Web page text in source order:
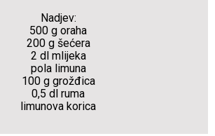
Nadjev:
500 g oraha
200 g šećera
2 dl mlijeka
pola limuna
100 g grožđica
0,5 dl ruma
limunova korica